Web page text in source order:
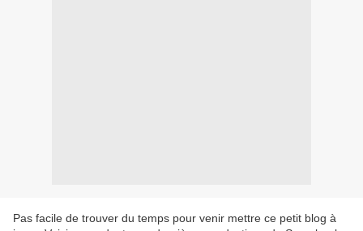
Pas facile de trouver du temps pour venir mettre ce petit blog à